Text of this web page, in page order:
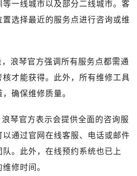
河南省南阳市宛城区范蠡东路与南都路交叉口浪琴售后服务中心（需提前预约）
河南省平顶山市卫东区建设路浪琴售后服务中心（需提前预约）
河南省商丘市梁园区神火大道浪琴售后服务中心（需提前预约）
河南省新乡市红旗区人民路浪琴售后服务中心（需提前预约）
河南省郑州市二七区民主路10号华润大厦29层2905室浪琴售后服务中心（需提前预约）
一线城市以及部分二线城市。客
选择最近的服务点进行咨询或维
浪琴官方强调所有服务点都需通
才能获得。此外，所有维修工具
确保维修质量。
琴官方表示会提供全面的咨询服
通过官网在线客服、电话或邮件
。此外，在线预约系统也已上
修时间。